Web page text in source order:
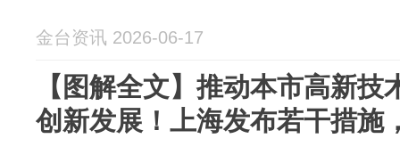
金台资讯 2026-06-17
【图解全文】推动本市高新
创新发展！上海发布若干措